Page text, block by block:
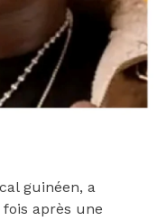
guinéen, a
après une